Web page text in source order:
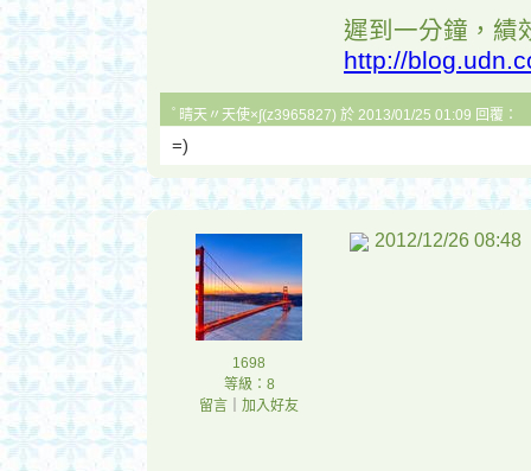
遲到一分鐘，績
http://
ﾟ晴天〃天使×∫(z3965827) 於 2013/01/25 01:09 回覆：
=)
1698
等級：8
留言
加入好友
2012/12/26 08:48